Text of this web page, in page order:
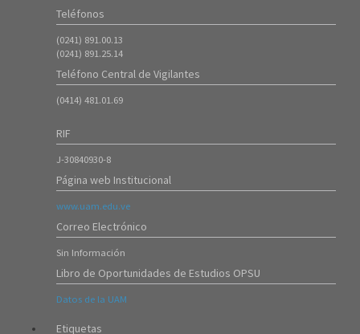
ATENCIÓN ---- Inscripción de Estudiantes Regulares en el Período
08/Oct/2025
Ingresos (20253)
07/Oct/2025
Instrucciones para el proceso de Ingreso mediante Prueba de
Instrucciones para el proceso de Admisión 20253 (Curso
Introductorio)
16/Jul/2025
ATENCIÓN ---- Inscripción de Estudiantes Regulares en el Período
Teléfonos
(0241) 891.00.13
(0241) 891.25.14
Teléfono Central de Vigilantes
(0414) 481.01.69
RIF
J-30840930-8
Página web Institucional
www.uam.edu.ve
Correo Electrónico
Sin Información
Libro de Oportunidades de Estudios OPSU
Datos de la UAM
Etiquetas